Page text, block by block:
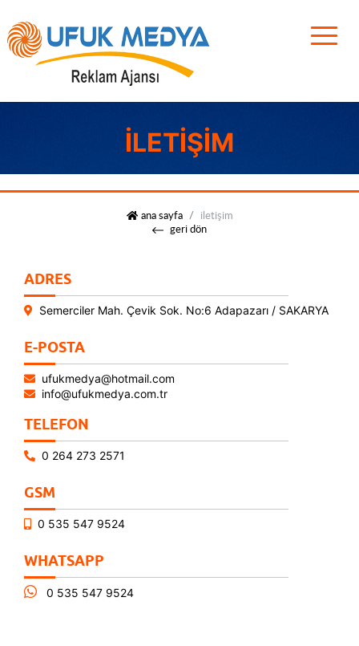
İLETIŞIM
ana sayfaufuk medya
i̇letişim
geri dön
ADRES
Semerciler Mah. Çevik Sok. No:6 Adapazarı / SAKARYA
E-POSTA
ufukmedya@hotmail.com
info@ufukmedya.com.tr
TELEFON
0 264 273 2571
GSM
0 535 547 9524
WHATSAPP
0 535 547 9524